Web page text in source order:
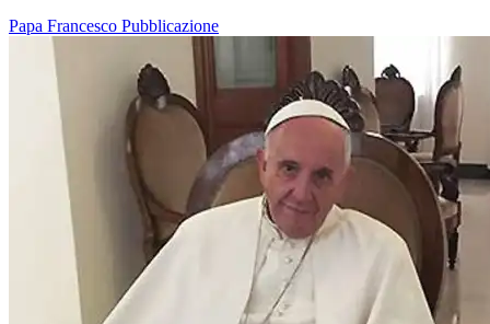
Papa Francesco Pubblicazione